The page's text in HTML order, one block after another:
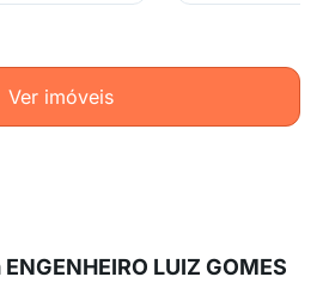
Ver imóveis
LUIZ GOMES